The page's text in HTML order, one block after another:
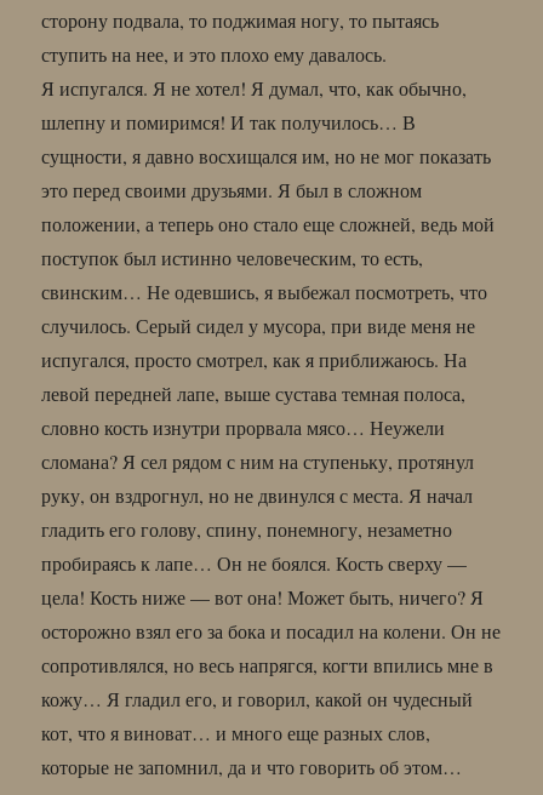
сторону подвала, то поджимая ногу, то пытаясь
ступить на нее, и это плохо ему давалось.
Я испугался. Я не хотел! Я думал, что, как обычно,
шлепну и помиримся! И так получилось… В
сущности, я давно восхищался им, но не мог показать
это перед своими друзьями. Я был в сложном
положении, а теперь оно стало еще сложней, ведь мой
поступок был истинно человеческим, то есть,
свинским… Не одевшись, я выбежал посмотреть, что
случилось. Серый сидел у мусора, при виде меня не
испугался, просто смотрел, как я приближаюсь. На
левой передней лапе, выше сустава темная полоса,
словно кость изнутри прорвала мясо… Неужели
сломана? Я сел рядом с ним на ступеньку, протянул
руку, он вздрогнул, но не двинулся с места. Я начал
гладить его голову, спину, понемногу, незаметно
пробираясь к лапе… Он не боялся. Кость сверху —
цела! Кость ниже — вот она! Может быть, ничего? Я
осторожно взял его за бока и посадил на колени. Он не
сопротивлялся, но весь напрягся, когти впились мне в
кожу… Я гладил его, и говорил, какой он чудесный
кот, что я виноват… и много еще разных слов,
которые не запомнил, да и что говорить об этом…